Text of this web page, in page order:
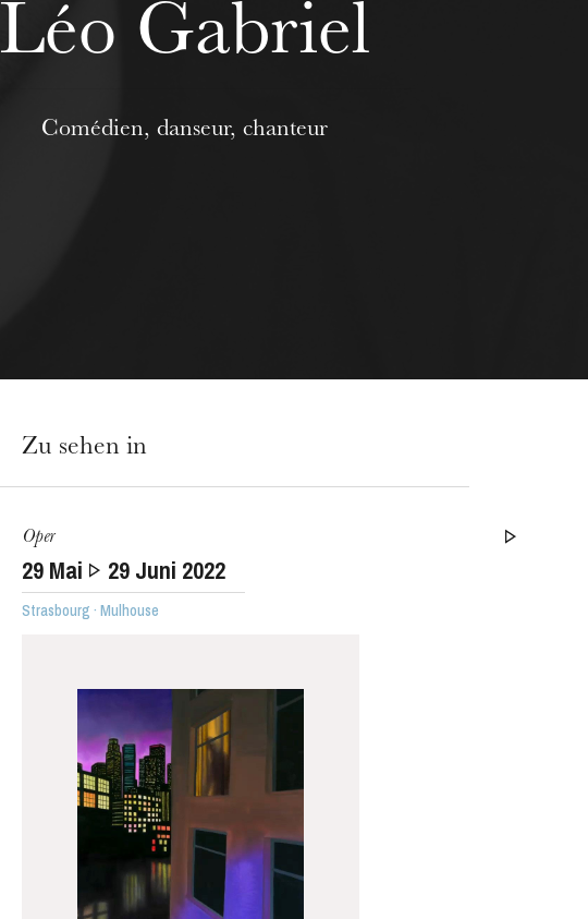
19
Léo Gabriel
Comédien, danseur, chanteur
Zu sehen in
Oper
29 Mai 29 Juni 2022
Strasbourg · Mulhouse